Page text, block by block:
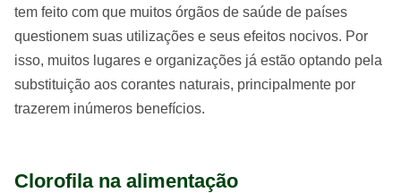
tem feito com que muitos órgãos de saúde de países
questionem suas utilizações e seus efeitos nocivos. Por
isso, muitos lugares e organizações já estão optando pela
substituição aos corantes naturais, principalmente por
trazerem inúmeros benefícios.
Clorofila na alimentação